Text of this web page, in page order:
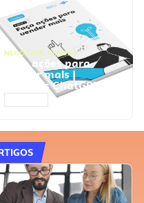
NEGÓCIOS, VENDAS
Faça ações para
vender mais |
Prompts ChatGPT